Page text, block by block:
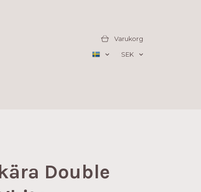
Varukorg
SEK
Double